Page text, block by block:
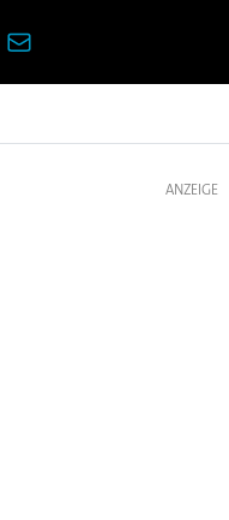
ANZEIGE